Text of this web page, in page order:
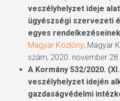
veszélyhelyzet ideje
ügyészségi szervezeti
egyes
Magyar Közlöny; Magyar
szám; 2020. november
A Kormány 532/2020.
veszélyhelyzet idején
gazdaságvédelmi